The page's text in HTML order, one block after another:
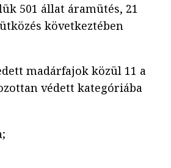
501 állat áramütés, 21
következtében
madárfajok közül 11 a
védett kategóriába